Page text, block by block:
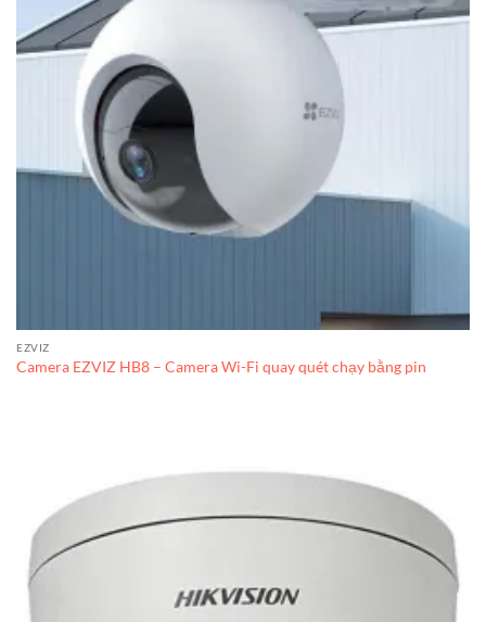
EZVIZ
Camera EZVIZ HB8 – Camera Wi-Fi quay quét chạy bằng pin